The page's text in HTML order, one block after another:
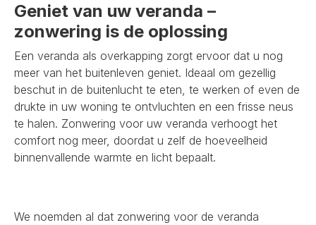
Geniet van uw veranda –
zonwering is de oplossing
Een veranda als overkapping zorgt ervoor dat u nog
meer van het buitenleven geniet. Ideaal om gezellig
beschut in de buitenlucht te eten, te werken of even de
drukte in uw woning te ontvluchten en een frisse neus
te halen. Zonwering voor uw veranda verhoogt het
comfort nog meer, doordat u zelf de hoeveelheid
binnenvallende warmte en licht bepaalt.
We noemden al dat zonwering voor de veranda